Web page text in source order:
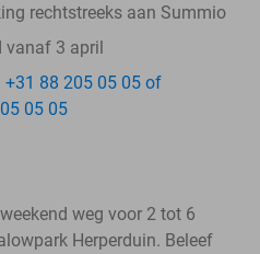
rechtstreeks aan Summio
vanaf 3 april
+31 88 205 05 05 of
05 05
weg voor 2 tot 6
Herperduin. Beleef